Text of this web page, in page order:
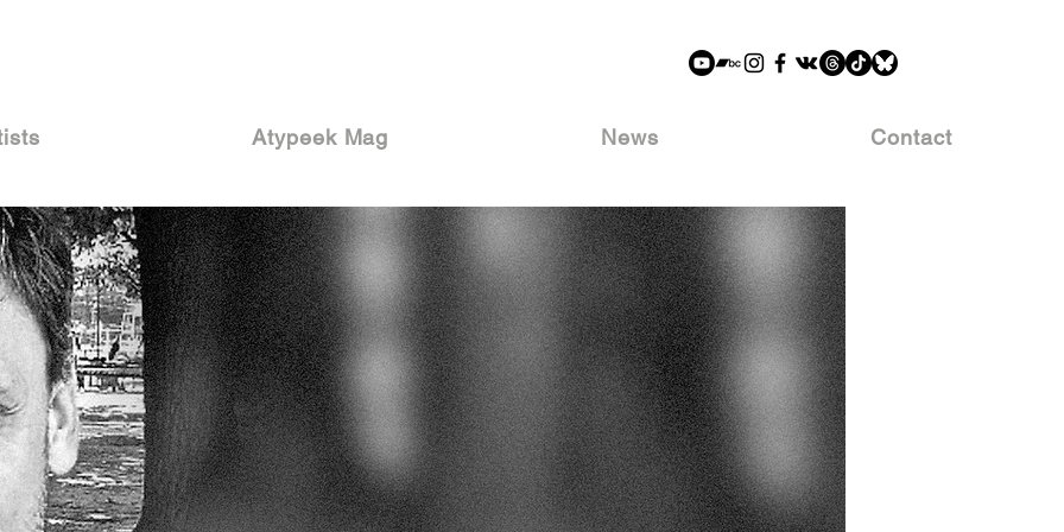
Atypeek Mag News Contact